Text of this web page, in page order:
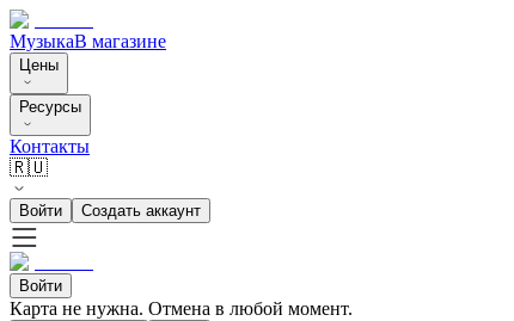
МузыкаВ магазине
Цены
Ресурсы
Контакты
🇷🇺
Войти Создать аккаунт
Войти
Карта не нужна. Отмена в любой момент.